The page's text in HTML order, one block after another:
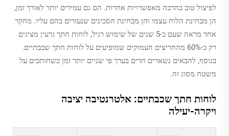
לפיצול טוב בהרבה מאפשרויות אחרות. הם גם עמידים יותר לאורך זמן,
הן מבחינת הלוח עצמו והן מבחינת הסכינים שנעזרים בהם עליו. מחקר
אחד מראה שעם כ-5 שנים של שימוש רגיל, לוחות חתך גרעין מציגים
רק כ-60% מהחריצים העמוקים שמופיעים על לוחות חתך שכבתיים.
בנוסף, להבאים נשארים חדים בערך פי שניים יותר זמן כשחותכים על
משטח מסוג זה.
לוחות חתך שכבתיים: אלטרנטיבה יציבה
ויקרה-יעילה